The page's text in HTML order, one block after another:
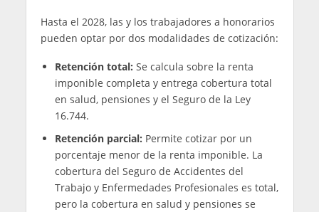
Hasta el 2028, las y los trabajadores a honorarios
pueden optar por dos modalidades de cotización:
Retención total: Se calcula sobre la renta
imponible completa y entrega cobertura total
en salud, pensiones y el Seguro de la Ley
16.744.
Retención parcial: Permite cotizar por un
porcentaje menor de la renta imponible. La
cobertura del Seguro de Accidentes del
Trabajo y Enfermedades Profesionales es total,
pero la cobertura en salud y pensiones se